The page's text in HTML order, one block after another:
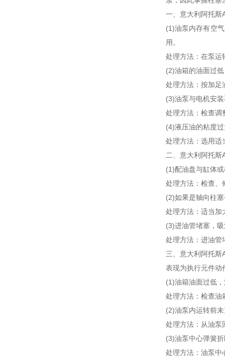
一、意大利阿托斯
(1)油泵内存有空
用。
处理方法：在泵运
(2)油箱的油面过
处理方法：按加足
(3)油泵与电机安
处理方法：检查调
(4)液压油的粘度
处理方法：选用适
二、意大利阿托
(1)配油盘与缸体
处理方法：检查、
(2)如果是轴向柱
处理方法：适当加
(3)进油管堵塞，
处理方法：进油管
三、意大利阿托斯
表现为执行元件动
(1)油箱油面过低
处理方法：检查油
(2)油泵内运转前
处理方法：从油泵
(3)油泵中心弹簧
处理方法：油泵中